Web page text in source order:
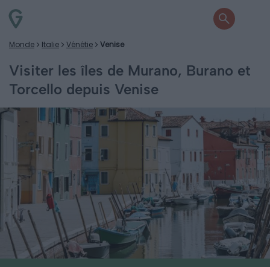
Monde Italie Vénétie Venise
Visiter les îles de Murano, Burano et
Torcello depuis Venise